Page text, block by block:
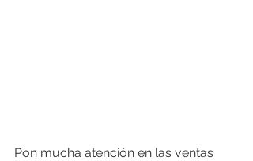
Pon mucha atención en las ventas